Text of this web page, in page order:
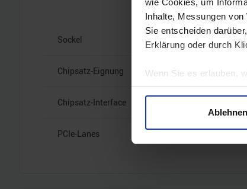
Inhalte, Messungen
Sie entscheiden
Erklärung oder durch
Wenn Sie es erlauben,
Informationen über
Erfahren Sie mehr
Ablehnen
Sockel –
Chipsatz-Eignung –
Chipsatz-Interface
PCIe-Lanes –